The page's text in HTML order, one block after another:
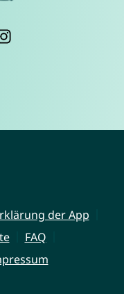
der App
FAQ